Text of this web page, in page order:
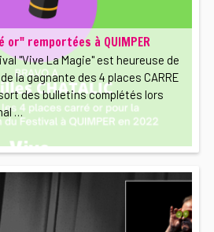
or" remportées à QUIMPER
"Vive La Magie" est heureuse de
la gagnante des 4 places CARRE
des bulletins complétés lors
…